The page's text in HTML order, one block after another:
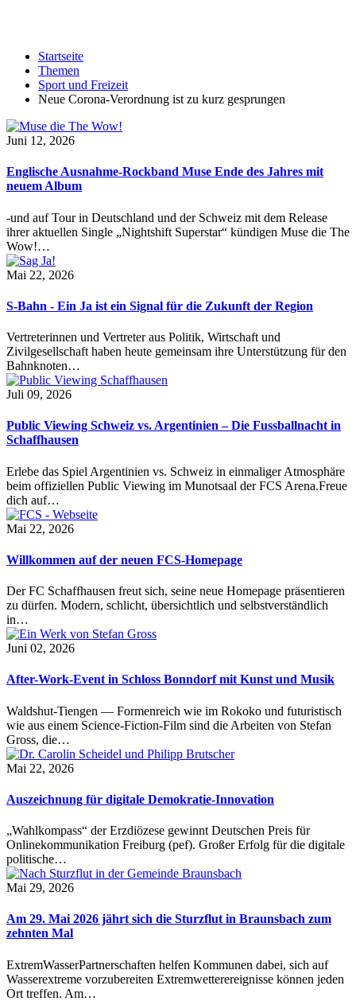
Startseite
Themen
Sport und Freizeit
Neue Corona-Verordnung ist zu kurz gesprungen
Juni 12, 2026
Englische Ausnahme-Rockband Muse Ende des Jahres mit
neuem Album
-und auf Tour in Deutschland und der Schweiz mit dem Release
ihrer aktuellen Single „Nightshift Superstar“ kündigen Muse die The
Wow!…
Mai 22, 2026
S-Bahn - Ein Ja ist ein Signal für die Zukunft der Region
Vertreterinnen und Vertreter aus Politik, Wirtschaft und
Zivilgesellschaft haben heute gemeinsam ihre Unterstützung für den
Bahnknoten…
Juli 09, 2026
Public Viewing Schweiz vs. Argentinien – Die Fussballnacht in
Schaffhausen
Erlebe das Spiel Argentinien vs. Schweiz in einmaliger Atmosphäre
beim offiziellen Public Viewing im Munotsaal der FCS Arena.Freue
dich auf…
Mai 22, 2026
Willkommen auf der neuen FCS-Homepage
Der FC Schaffhausen freut sich, seine neue Homepage präsentieren
zu dürfen. Modern, schlicht, übersichtlich und selbstverständlich
in…
Juni 02, 2026
After-Work-Event in Schloss Bonndorf mit Kunst und Musik
Waldshut-Tiengen — Formenreich wie im Rokoko und futuristisch
wie aus einem Science-Fiction-Film sind die Arbeiten von Stefan
Gross, die…
Mai 22, 2026
Auszeichnung für digitale Demokratie-Innovation
„Wahlkompass“ der Erzdiözese gewinnt Deutschen Preis für
Onlinekommunikation Freiburg (pef). Großer Erfolg für die digitale
politische…
Mai 29, 2026
Am 29. Mai 2026 jährt sich die Sturzflut in Braunsbach zum
zehnten Mal
ExtremWasserPartnerschaften helfen Kommunen dabei, sich auf
Wasserextreme vorzubereiten Extremwetterereignisse können jeden
Ort treffen. Am…